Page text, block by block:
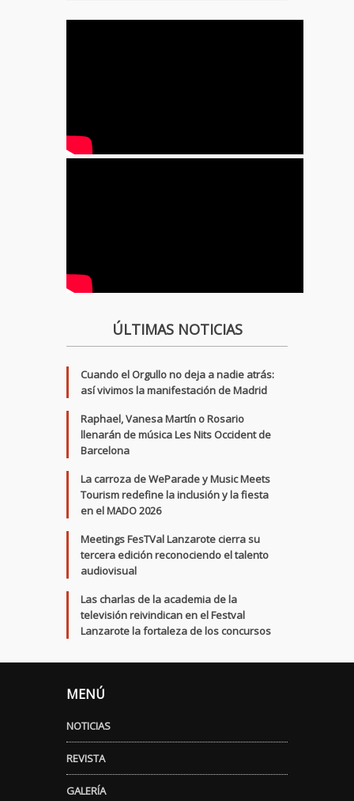
ÚLTIMAS NOTICIAS
Cuando el Orgullo no deja a nadie atrás:
así vivimos la manifestación de Madrid
Raphael, Vanesa Martín o Rosario
llenarán de música Les Nits Occident de
Barcelona
La carroza de WeParade y Music Meets
Tourism redefine la inclusión y la fiesta
en el MADO 2026
Meetings FesTVal Lanzarote cierra su
tercera edición reconociendo el talento
audiovisual
Las charlas de la academia de la
televisión reivindican en el Festval
Lanzarote la fortaleza de los concursos
MENÚ
NOTICIAS
REVISTA
GALERÍA